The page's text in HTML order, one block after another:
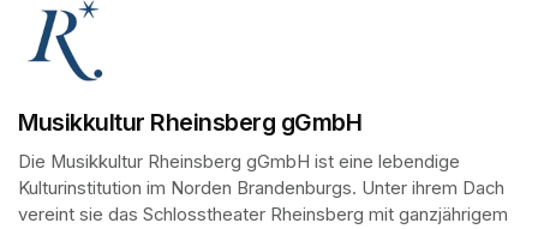
Musikkultur Rheinsberg gGmbH
Die Musikkultur Rheinsberg gGmbH ist eine lebendige
Kulturinstitution im Norden Brandenburgs. Unter ihrem Dach
vereint sie das Schlosstheater Rheinsberg mit ganzjährigem